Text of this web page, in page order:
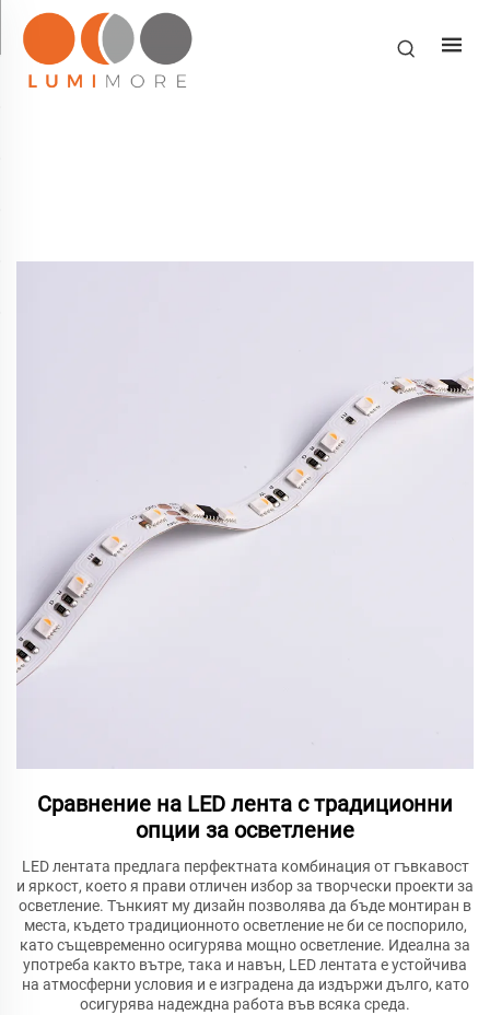
Сравнение на LED лента с традиционни
опции за осветление
LED лентата предлага перфектната комбинация от гъвкавост
и яркост, което я прави отличен избор за творчески проекти за
осветление. Тънкият му дизайн позволява да бъде монтиран в
места, където традиционното осветление не би се поспорило,
като същевременно осигурява мощно осветление. Идеална за
употреба както вътре, така и навън, LED лентата е устойчива
на атмосферни условия и е изградена да издържи дълго, като
осигурява надеждна работа във всяка среда.